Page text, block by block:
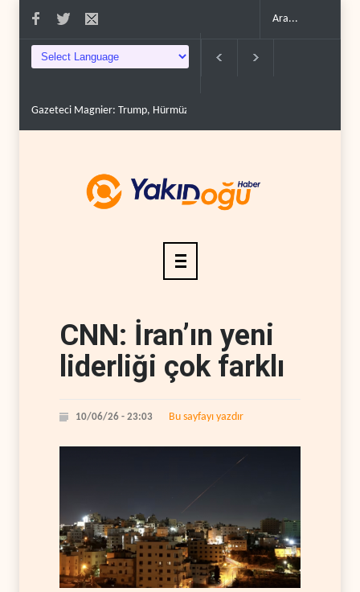
Gazeteci Magnier: Trump, Hürmüz Boğazı denetimini doğru..
CNN: İran’ın yeni
liderliği çok farklı
10/06/26 - 23:03 Bu sayfayı yazdır